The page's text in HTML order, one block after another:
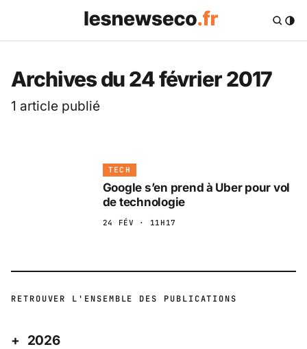
Archives du 24 février 2017
1 article publié
TECH
Google s’en prend à Uber pour vol
de technologie
24 FÉV · 11H17
RETROUVER L'ENSEMBLE DES PUBLICATIONS
2026